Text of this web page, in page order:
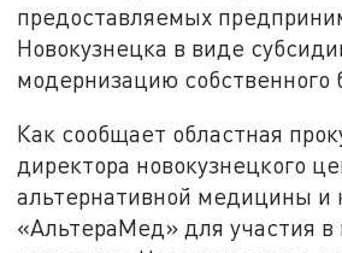
предоставляемых
Новокузнецка в виде
модернизацию собственного
Как сообщает областная
директора новокузнецкого
альтернативной медицины и
«АльтераМед» для участия